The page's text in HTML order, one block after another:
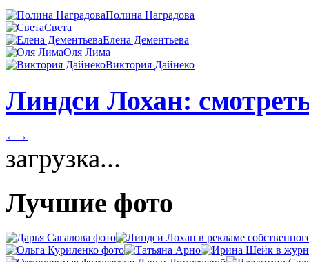
Полина Наградова
Света
Елена Дементьева
Оля Лима
Виктория Дайнеко
Линдси Лохан:
← →
загрузка...
Лучшие фото